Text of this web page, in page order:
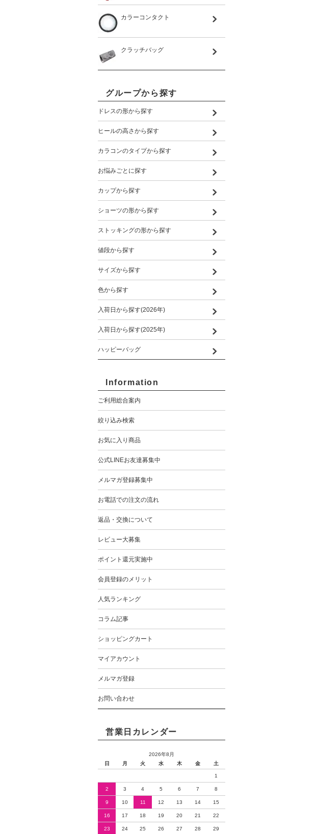
カラーコンタクト
クラッチバッグ
グループから探す
ドレスの形から探す
ヒールの高さから探す
カラコンのタイプから探す
お悩みごとに探す
カップから探す
ショーツの形から探す
ストッキングの形から探す
値段から探す
サイズから探す
色から探す
入荷日から探す(2026年)
入荷日から探す(2025年)
ハッピーバッグ
Information
ご利用総合案内
絞り込み検索
お気に入り商品
公式LINEお友達募集中
メルマガ登録募集中
お電話での注文の流れ
返品・交換について
レビュー大募集
ポイント還元実施中
会員登録のメリット
人気ランキング
コラム記事
ショッピングカート
マイアカウント
メルマガ登録
お問い合わせ
営業日カレンダー
2026年8月
日
月 火 水 木 金 土
1
2 3 4 5 6 7 8
9 10 11 12 13 14 15
16 17 18 19 20 21 22
23 24 25 26 27 28 29